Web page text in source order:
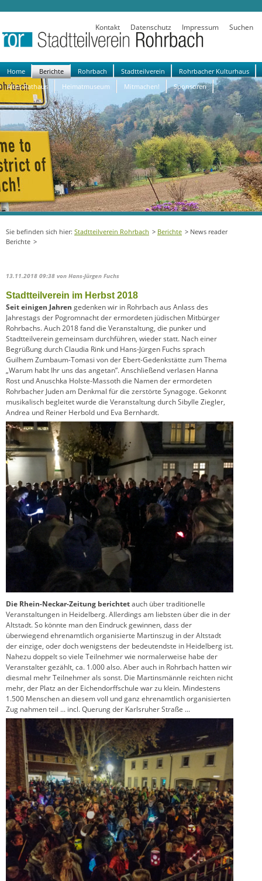
Kontakt Datenschutz Impressum Suchen
Navigation
überspringen
Home Berichte Rohrbach Stadtteilverein
Rohrbacher Kulturhaus
Altes Rathaus
Heimatmuseum Mitmachen! Sponsoren
Stadtteilverein Rohrbach Berichte
News reader
Berichte
13.11.2018 09:38 von Hans-Jürgen Fuchs
Stadtteilverein im Herbst 2018
Seit einigen Jahren gedenken wir in Rohrbach aus Anlass des
Jahrestags der Pogromnacht der ermordeten jüdischen Mitbürger
Rohrbachs. Auch 2018 fand die Veranstaltung, die punker und
Stadtteilverein gemeinsam durchführen, wieder statt. Nach einer
Begrüßung durch Claudia Rink und Hans-Jürgen Fuchs sprach
Guilhem Zumbaum-Tomasi von der Ebert-Gedenkstätte zum Thema
„Warum habt Ihr uns das angetan”. Anschließend verlasen Hanna
Rost und Anuschka Holste-Massoth die Namen der ermordeten
Rohrbacher Juden am Denkmal für die zerstörte Synagoge. Gekonnt
musikalisch begleitet wurde die Veranstaltung durch Sibylle Ziegler,
Andrea und Reiner Herbold und Eva Bernhardt.
Die Rhein-Neckar-Zeitung berichtetauch über traditionelle
Veranstaltungen in Heidelberg. Allerdings am liebsten über die in der
Altstadt. So könnte man den Eindruck gewinnen, dass der
überwiegend ehrenamtlich organisierte Martinszug in der Altstadt
der einzige, oder doch wenigstens der bedeutendste in Heidelberg ist.
Nahezu doppelt so viele Teilnehmer wie normalerweise habe der
Veranstalter gezählt, ca. 1.000 also. Aber auch in Rohrbach hatten wir
diesmal mehr Teilnehmer als sonst. Die Martinsmännle reichten nicht
mehr, der Platz an der Eichendorffschule war zu klein. Mindestens
1.500 Menschen an diesem voll und ganz ehrenamtlich organisierten
Zug nahmen teil ... incl. Querung der Karlsruher Straße ...